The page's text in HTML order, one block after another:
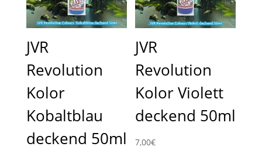
JVR
Revolution
Kolor
Kobaltblau
deckend 50ml
JVR
Revolution
Kolor Violett
deckend 50ml
7,00€